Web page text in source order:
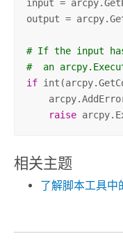
input =
output =
# If the input
#  an
if
raise
相关主题
了解脚本工具中